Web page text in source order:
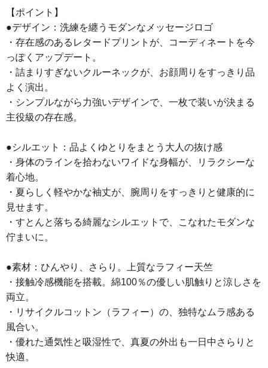
【ポイント】
●デザイン：洗練を纏うモダンなメッセージロゴ
・存在感のあるレタードプリントが、コーディネートを今
っぽくアップデート。
・詰まりすぎないクルーネックが、お顔周りをすっきり品
よく演出。
・シンプルながら力強いデザインで、一枚で装いが決まる
主役級の存在感。
●シルエット：品よくゆとりをまとう大人の抜け感
・身体のラインを拾わないワイドな身幅が、リラクシーな
着心地。
・夏らしく軽やかな袖丈が、腕周りをすっきりと健康的に
見せます。
・すとんと落ちる綺麗なシルエットで、こなれたモダンな
佇まいに。
●素材：ひんやり、さらり。上質なラフィー天竺
・接触冷感機能を搭載。綿100％の優しい肌触りと涼しさを
両立。
・リサイクルコットン（ラフィー）の、独特なムラ感ある
風合い。
・優れた通気性と吸湿性で、真夏の外出も一日中さらりと
快適。